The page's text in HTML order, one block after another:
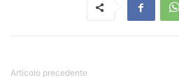
Articolo precedente